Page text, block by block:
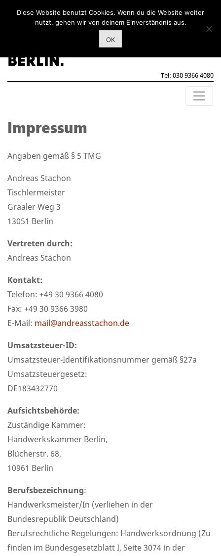
Tel: 030 9366 4080
Impressum
Angaben gemäß § 5 TMG
Andreas Stachon
Tischlermeister
Graaler Weg 3
13051 Berlin
Vertreten durch:
Andreas Stachon
Kontakt:
Telefon: +49 30 9366 4080
Fax: +49 30 9366 3980
E-Mail: mail@andreasstachon.de
Umsatzsteuer-ID:
Umsatzsteuer-Identifikationsnummer gemäß §27a
Umsatzsteuergesetz:
DE183432770
Aufsichtsbehörde:
Zuständige Kammer:
Handwerkskammer Berlin,
Blücherstr. 68,
10961 Berlin
Berufsbezeichnung:
Handwerksmeister/In (verliehen in der
Bundesrepublik Deutschland)
Berufsrechtliche Regelungen: Handwerksordnung (Zu
finden im Bundesgesetzblatt I, Seite 3074 in der
Diese Website benutzt Cookies. Wenn du die Website weiter
nutzt, gehen wir von deinem Einverständnis aus.
OK